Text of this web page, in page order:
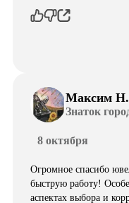
Максим Н.
Знаток
8 октября
Огромное спасибо
быструю работу!
аспектах выбора и